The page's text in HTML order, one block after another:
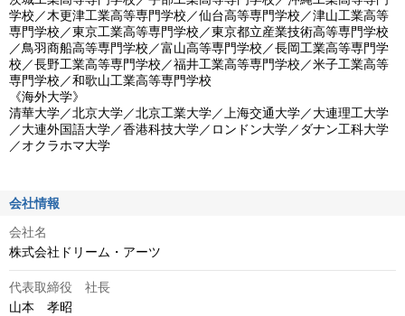
学校／木更津工業高等専門学校／仙台高等専門学校／津山工業高等
専門学校／東京工業高等専門学校／東京都立産業技術高等専門学校
／鳥羽商船高等専門学校／富山高等専門学校／長岡工業高等専門学
校／長野工業高等専門学校／福井工業高等専門学校／米子工業高等
専門学校／和歌山工業高等専門学校
《海外大学》
清華大学／北京大学／北京工業大学／上海交通大学／大連理工大学
／大連外国語大学／香港科技大学／ロンドン大学／ダナン工科大学
／オクラホマ大学
会社情報
会社名
株式会社ドリーム・アーツ
代表取締役 社長
山本　孝昭